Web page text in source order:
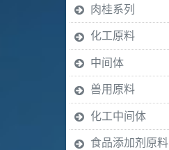
肉桂系列
化工原料
中间体
兽用原料
化工中间体
食品添加剂原料